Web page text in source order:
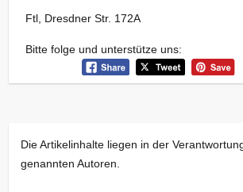
Ftl, Dresdner Str. 172A
Bitte folge und unterstütze uns:
Die Artikelinhalte liegen in der
genannten Autoren.